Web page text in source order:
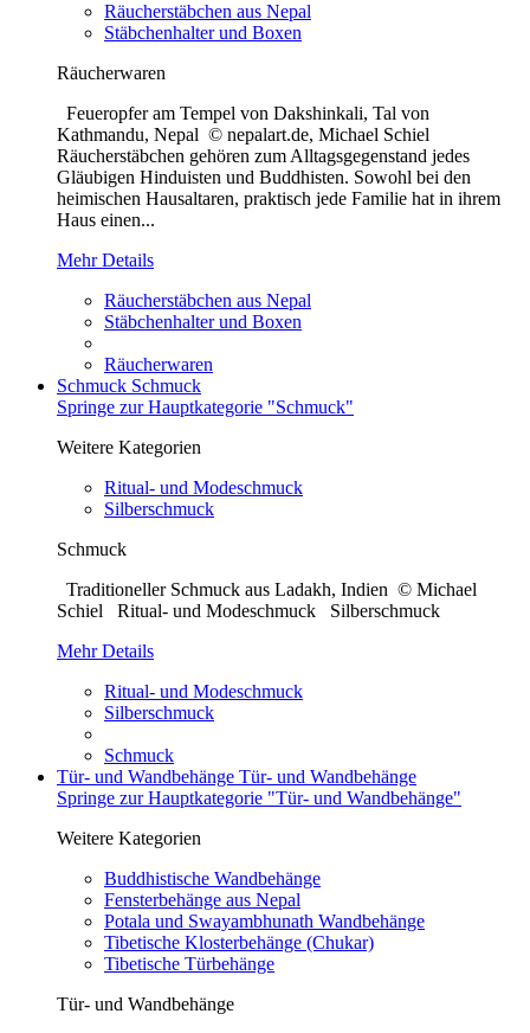
Räucherstäbchen aus Nepal
Stäbchenhalter und Boxen
Räucherwaren
Feueropfer am Tempel von Dakshinkali, Tal von
Kathmandu, Nepal © nepalart.de, Michael Schiel
Räucherstäbchen gehören zum Alltagsgegenstand jedes
Gläubigen Hinduisten und Buddhisten. Sowohl bei den
heimischen Hausaltaren, praktisch jede Familie hat in ihrem
Haus einen...
Mehr Details
Räucherstäbchen aus Nepal
Stäbchenhalter und Boxen
Räucherwaren
Schmuck Schmuck
Springe zur Hauptkategorie "Schmuck"
Weitere Kategorien
Ritual- und Modeschmuck
Silberschmuck
Schmuck
Traditioneller Schmuck aus Ladakh, Indien © Michael
Schiel Ritual- und Modeschmuck Silberschmuck
Mehr Details
Ritual- und Modeschmuck
Silberschmuck
Schmuck
Tür- und Wandbehänge Tür- und Wandbehänge
Springe zur Hauptkategorie "Tür- und Wandbehänge"
Weitere Kategorien
Buddhistische Wandbehänge
Fensterbehänge aus Nepal
Potala und Swayambhunath Wandbehänge
Tibetische Klosterbehänge (Chukar)
Tibetische Türbehänge
Tür- und Wandbehänge